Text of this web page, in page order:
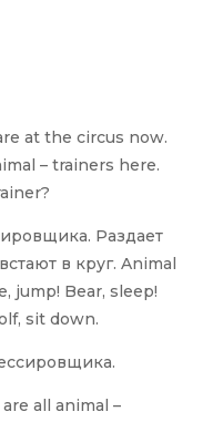
at the circus now.
– trainers here.
Раздает
в круг. Animal
jump! Bear, sleep!
sit down.
all animal –